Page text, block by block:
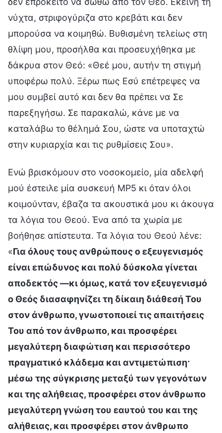
νύχτα, στριφογύριζα στο κρεβάτι και δεν
μπορούσα να κοιμηθώ. Βυθισμένη τελείως στη
θλίψη μου, προσήλθα και προσευχήθηκα με
δάκρυα στον Θεό: «Θεέ μου, αυτήν τη στιγμή
υποφέρω πολύ. Ξέρω πως Εσύ επέτρεψες να
μου συμβεί αυτό και δεν θα πρέπει να Σε
παρεξηγήσω. Σε παρακαλώ, κάνε με να
καταλάβω το θέλημά Σου, ώστε να υποταχτώ
στην κυριαρχία και τις ρυθμίσεις Σου».
Ενώ βρισκόμουν στο νοσοκομείο, μία αδελφή
μού έστειλε μία συσκευή MP5 κι όταν όλοι
κοιμούνταν, έβαζα τα ακουστικά μου κι άκουγα
τα λόγια του Θεού. Ένα από τα χωρία με
βοήθησε απίστευτα. Τα λόγια του Θεού λένε:
«Για όλους τους ανθρώπους ο εξευγενισμός
είναι επώδυνος και πολύ δύσκολα γίνεται
αποδεκτός —κι όμως, κατά τον εξευγενισμό
ο Θεός διασαφηνίζει τη δίκαιη διάθεσή Του
στον άνθρωπο, γνωστοποιεί τις απαιτήσεις
Του από τον άνθρωπο, και προσφέρει
μεγαλύτερη διαφώτιση και περισσότερο
πραγματικό κλάδεμα και αντιμετώπιση·
μέσω της σύγκρισης μεταξύ των γεγονότων
και της αλήθειας, προσφέρει στον άνθρωπο
μεγαλύτερη γνώση του εαυτού του και της
αλήθειας, και προσφέρει στον άνθρωπο